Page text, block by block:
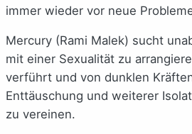
immer wieder vor neue
Mercury (Rami Malek) sucht
mit einer Sexualität zu
verführt und von dunklen
Enttäuschung und weiterer
zu vereinen.